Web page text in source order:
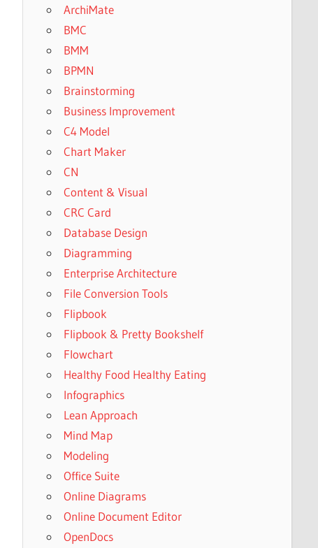
ArchiMate
BMC
BMM
BPMN
Brainstorming
Business Improvement
C4 Model
Chart Maker
CN
Content & Visual
CRC Card
Database Design
Diagramming
Enterprise Architecture
File Conversion Tools
Flipbook
Flipbook & Pretty Bookshelf
Flowchart
Healthy Food Healthy Eating
Infographics
Lean Approach
Mind Map
Modeling
Office Suite
Online Diagrams
Online Document Editor
OpenDocs